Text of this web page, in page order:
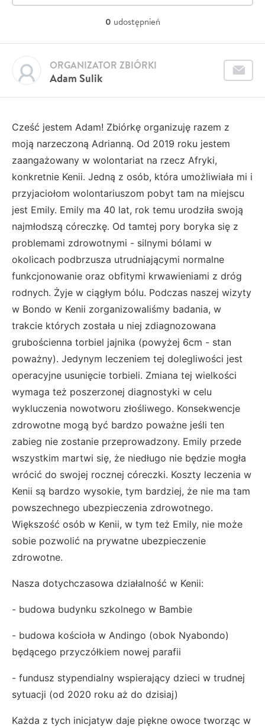
0 udostępnień
Adam Sulik
ORGANIZATOR ZBIÓRKI
Cześć jestem Adam! Zbiórkę organizuję razem z
moją narzeczoną Adrianną. Od 2019 roku jestem
zaangażowany w wolontariat na rzecz Afryki,
konkretnie Kenii. Jedną z osób, która umożliwiała mi i
przyjaciołom wolontariuszom pobyt tam na miejscu
jest Emily. Emily ma 40 lat, rok temu urodziła swoją
najmłodszą córeczkę. Od tamtej pory boryka się z
problemami zdrowotnymi - silnymi bólami w
okolicach podbrzusza utrudniającymi normalne
funkcjonowanie oraz obfitymi krwawieniami z dróg
rodnych. Żyje w ciągłym bólu. Podczas naszej wizyty
w Bondo w Kenii zorganizowaliśmy badania, w
trakcie których została u niej zdiagnozowana
grubościenna torbiel jajnika (powyżej 6cm - stan
poważny). Jedynym leczeniem tej dolegliwości jest
operacyjne usunięcie torbieli. Zmiana tej wielkości
wymaga też poszerzonej diagnostyki w celu
wykluczenia nowotworu złośliwego. Konsekwencje
zdrowotne mogą być bardzo poważne jeśli ten
zabieg nie zostanie przeprowadzony. Emily przede
wszystkim martwi się, że niedługo nie będzie mogła
wrócić do swojej rocznej córeczki. Koszty leczenia w
Kenii są bardzo wysokie, tym bardziej, że nie ma tam
powszechnego ubezpieczenia zdrowotnego.
Większość osób w Kenii, w tym też Emily, nie może
sobie pozwolić na prywatne ubezpieczenie
zdrowotne.
Nasza dotychczasowa działalność w Kenii:
- budowa budynku szkolnego w Bambie
- budowa kościoła w Andingo (obok Nyabondo)
będącego przyczółkiem nowej parafii
- fundusz stypendialny wspierający dzieci w trudnej
sytuacji (od 2020 roku aż do dzisiaj)
Każda z tych inicjatyw daje piękne owoce tworząc w